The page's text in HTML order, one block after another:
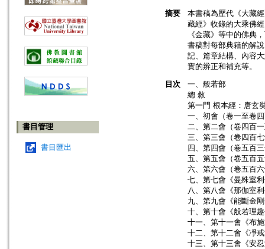
書目管理
書目匯出
摘要
本書稿為歷代《大藏
藏經》收錄的大乘佛
《金藏》等中的佛典
書稿對每部典籍的解
記、篇章結構、內容
實的辨正和補充等。
目次
一、般若部
總 敘
第一門 根本經：唐玄
一、初會（卷一至卷
二、第二會（卷四百
三、第三會（卷四百
四、第四會（卷五百
五、第五會（卷五百
六、第六會（卷五百
七、第七會《曼殊室
八、第八會《那伽室
九、第九會《能斷金
十、第十會《般若理
十一、第十一會《布
十二、第十二會《凈
十三、第十三會《安